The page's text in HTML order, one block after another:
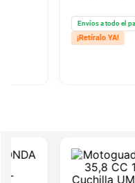
Envíos a todo el país
¡Retíralo YA!